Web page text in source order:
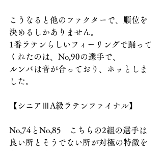
こうなると他のファクターで、順位を
決めるしかありません。
1番ラテンらしいフィーリングで踊って
くれたのは、No,90の選手で、
ルンバは音が合っており、ホッとしま
した。
【シニアⅢA級ラテンファイナル】
No,74とNo,85　こちらの2組の選手は
良い所とそうでない所が対極の特徴を